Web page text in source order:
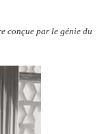
conçue par le génie du